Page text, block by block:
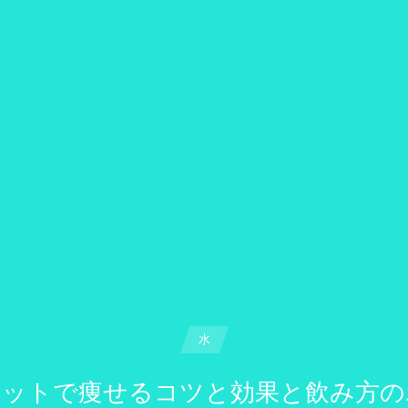
水
トで痩せるコツと効果と飲み方